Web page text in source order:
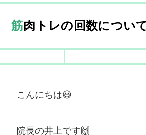
筋肉トレの回数につい
こんにちは😃
院長の井上です🙌